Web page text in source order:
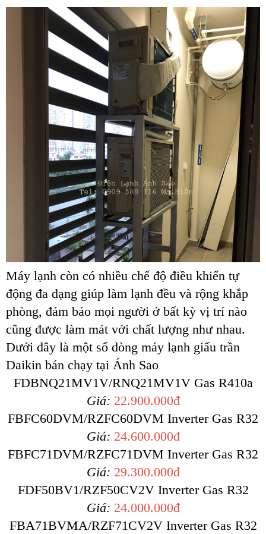
Máy lạnh còn có nhiều chế độ điều khiển tự
động đa dạng giúp làm lạnh đều và rộng khắp
phòng, đảm bảo mọi người ở bất kỳ vị trí nào
cũng được làm mát với chất lượng như nhau.
Dưới đây là một số dòng máy lạnh giấu trần
Daikin bán chạy tại Ánh Sao
FDBNQ21MV1V/RNQ21MV1V Gas R410a
Giá: 22.900.000đ
FBFC60DVM/RZFC60DVM Inverter Gas R32
Giá: 24.600.000đ
FBFC71DVM/RZFC71DVM Inverter Gas R32
Giá: 29.300.000đ
FDF50BV1/RZF50CV2V Inverter Gas R32
Giá: 24.000.000đ
FBA71BVMA/RZF71CV2V Inverter Gas R32